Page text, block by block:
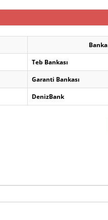
Banka
Teb Bankası
Garanti Bankası
DenizBank